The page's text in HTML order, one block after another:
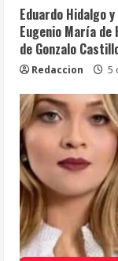
Eduardo Hidalgo
Eugenio María
de Gonzalo
Redaccion 5